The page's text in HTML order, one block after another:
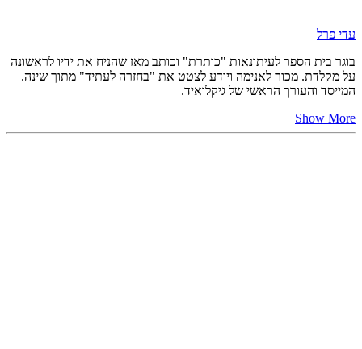
עדי פרל
בוגר בית הספר לעיתונאות "כותרת" וכותב מאז שהניח את ידיו לראשונה
על מקלדת. מכור לאנימה ויודע לצטט את "בחזרה לעתיד" מתוך שינה.
המייסד והעורך הראשי של גיקלואיד.
Show More